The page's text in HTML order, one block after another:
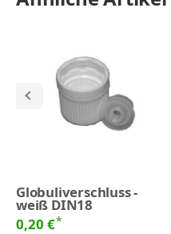
Globuliverschluss -
weiß DIN18
0,20 €*